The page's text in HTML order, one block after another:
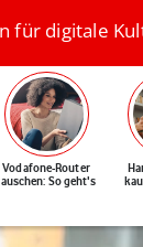
für digitale
Vodafone-Router
So geht's